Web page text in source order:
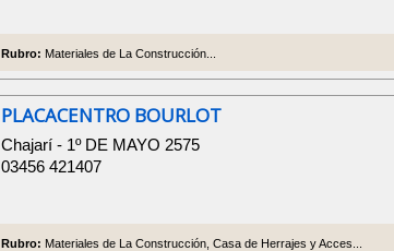
Rubro: Materiales de La Construcción...
PLACACENTRO BOURLOT
Chajarí - 1º DE MAYO 2575
03456 421407
Rubro: Materiales de La Construcción, Casa de Herrajes y Acces...